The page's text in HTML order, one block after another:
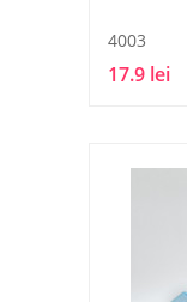
4003
17.9 lei